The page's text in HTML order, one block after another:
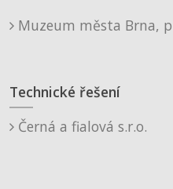
Muzeum města Brna,
Technické řešení
Černá a fialová s.r.o.